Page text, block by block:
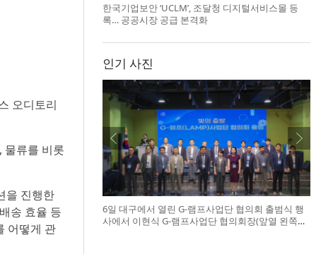
오디토리
물류를 비롯
을 진행한
송 효율 등
어떻게 관
한국기업보안 ‘UCLM’, 조달청 디지털서비스몰 등
록… 공공시장 공급 본격화
인기 사진
6일 대구에서 열린 G-램프사업단 협의회 출범식 행
사에서 이현식 G-램프사업단 협의회장(앞열 왼쪽에